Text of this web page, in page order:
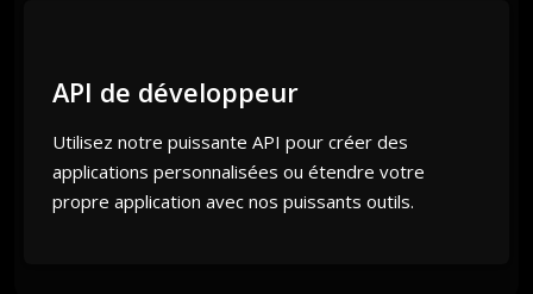
API de développeur
Utilisez notre puissante API pour créer des
applications personnalisées ou étendre votre
propre application avec nos puissants outils.